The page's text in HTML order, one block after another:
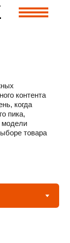
контента
когда
пика,
модели
товара